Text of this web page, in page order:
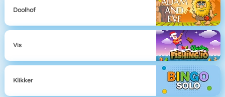
Doolhof
Vis
Klikker